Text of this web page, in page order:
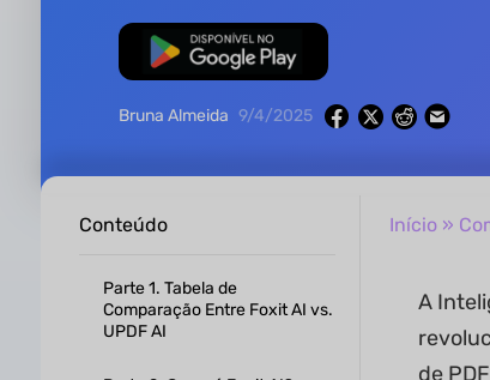
Baixar Grátis
Bruna Almeida 9/4/2025
Conteúdo
Parte 1. Tabela de
Comparação Entre Foxit AI vs.
UPDF AI
Início»
A
de